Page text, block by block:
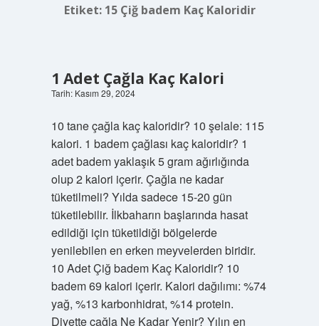
Etiket: 15 Çiğ badem Kaç Kaloridir
1 Adet Çağla Kaç Kalori
Tarih: Kasım 29, 2024
10 tane çağla kaç kaloridir? 10 şelale: 115
kalori. 1 badem çağlası kaç kaloridir? 1
adet badem yaklaşık 5 gram ağırlığında
olup 2 kalori içerir. Çağla ne kadar
tüketilmeli? Yılda sadece 15-20 gün
tüketilebilir. İlkbaharın başlarında hasat
edildiği için tüketildiği bölgelerde
yenilebilen en erken meyvelerden biridir.
10 Adet Çiğ badem Kaç Kaloridir? 10
badem 69 kalori içerir. Kalori dağılımı: %74
yağ, %13 karbonhidrat, %14 protein.
Diyette çağla Ne Kadar Yenir? Yılın en